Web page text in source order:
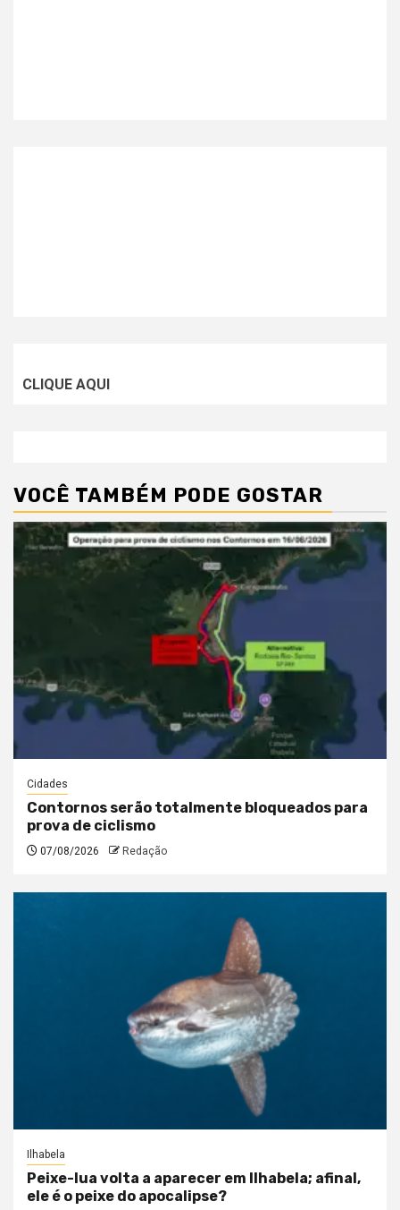
CLIQUE AQUI
VOCÊ TAMBÉM PODE GOSTAR
Cidades
Contornos serão totalmente bloqueados para
prova de ciclismo
07/08/2026 Redação
Ilhabela
Peixe-lua volta a aparecer em Ilhabela; afinal,
ele é o peixe do apocalipse?